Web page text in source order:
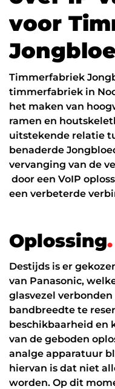
Datanetwerk
Glasvezel
Zakelijk
Interne
Cybersecurity
Managed
Online
Mobiele
NIS2
24/7 support
Werken in de
voor Tim
Jongblo
Timmerfabriek
timmerfabriek in
het maken van
ramen en
uitstekende relatie
benaderde
vervanging van de
door een VoIP
een verbeterde
Oplossing.
Destijds is er
van Panasonic,
glasvezel
bandbreedte te
beschikbaarheid en
van de geboden
analge apparatuur
hiervan is dat niet
worden. Op dit